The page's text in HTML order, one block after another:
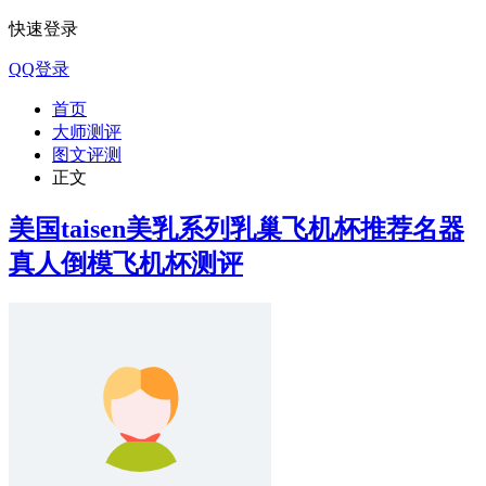
快速登录
QQ登录
首页
大师测评
图文评测
正文
美国taisen美乳系列乳巢飞机杯推荐名器
真人倒模飞机杯测评